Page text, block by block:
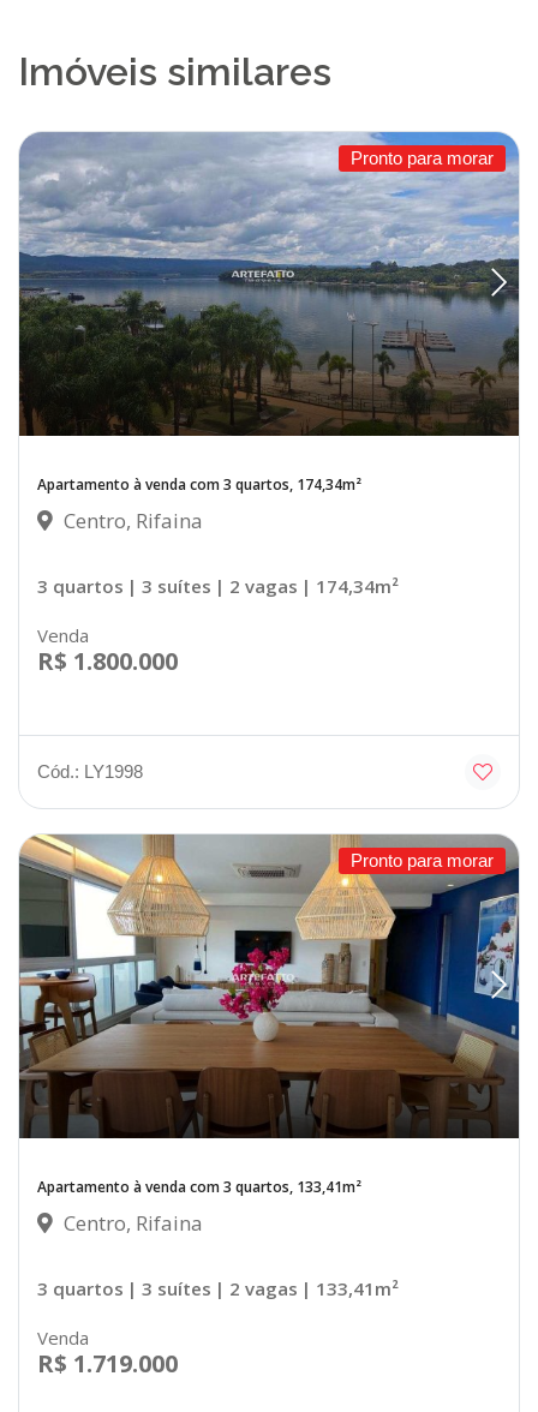
Imóveis similares
Pronto para morar
Apartamento à venda com 3 quartos, 174,34m²
Centro, Rifaina
3 quartos | 3 suítes | 2 vagas | 174,34m²
Venda
R$ 1.800.000
Cód.: LY1998
Pronto para morar
Apartamento à venda com 3 quartos, 133,41m²
Centro, Rifaina
3 quartos | 3 suítes | 2 vagas | 133,41m²
Venda
R$ 1.719.000